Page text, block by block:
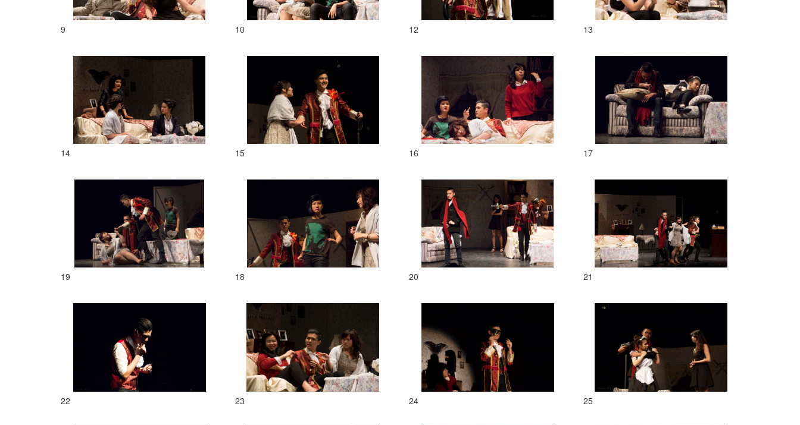
9 10 12 13
14 15 16 17
19 18 20 21
22 23 24 25